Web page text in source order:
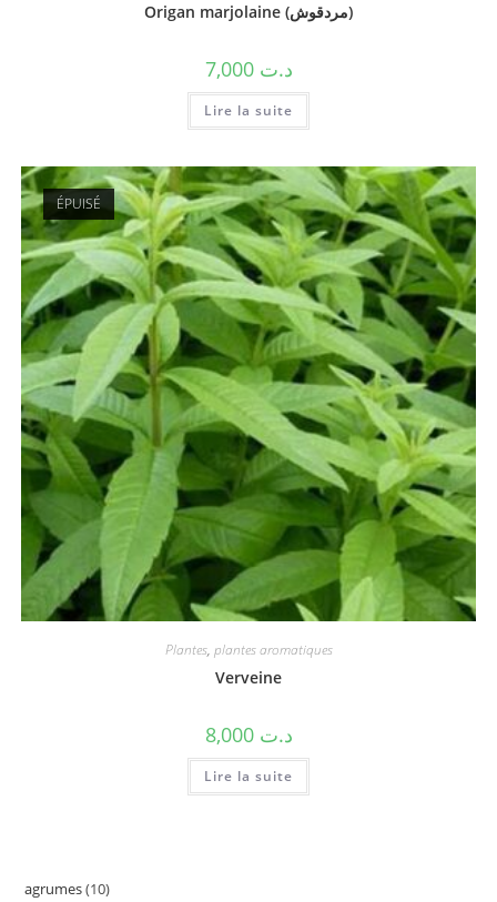
Origan marjolaine (مردقوش)
د.ت 7,000
Lire la suite
ÉPUISÉ
Plantes, plantes aromatiques
Verveine
د.ت 8,000
Lire la suite
agrumes 10